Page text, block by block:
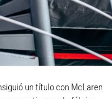
un título con McLaren